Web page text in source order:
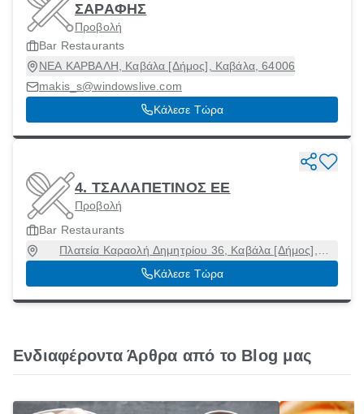
ΣΑΡΑΦΗΣ
Προβολή
Bar Restaurants
ΝΕΑ ΚΑΡΒΑΛΗ, Καβάλα [Δήμος], Καβάλα, 64006
makis_s@windowslive.com
Κάλεσε Τώρα
4. ΤΣΑΛΑΠΕΤΙΝΟΣ ΕΕ
Προβολή
Bar Restaurants
Πλατεία Καραολή Δημητρίου 36, Καβάλα [Δήμος],
Καβάλα, 65201
Κάλεσε Τώρα
Ενδιαφέροντα Άρθρα από το Blog μας